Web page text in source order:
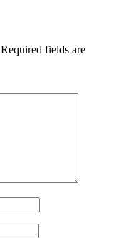
Required fields are